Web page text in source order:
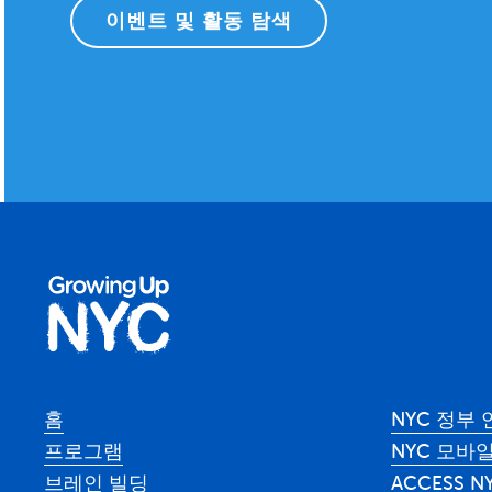
이벤트 및 활동 탐색
홈
프로그램
브레인 빌딩
NYC 정부
NYC 모바
ACCESS